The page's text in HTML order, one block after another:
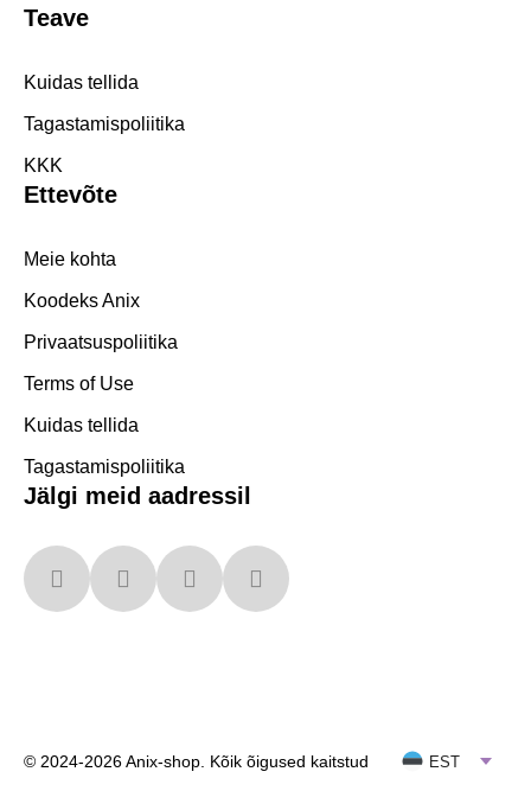
Teave
Kuidas tellida
Tagastamispoliitika
KKK
Ettevõte
Meie kohta
Koodeks Anix
Privaatsuspoliitika
Terms of Use
Kuidas tellida
Tagastamispoliitika
Jälgi meid aadressil
© 2024-2026 Anix-shop. Kõik õigused kaitstud EST